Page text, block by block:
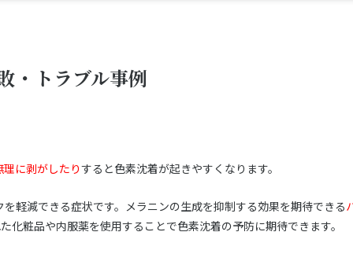
・トラブル事例
に剥がしたりすると色素沈着が起きやすくなります。
軽減できる症状です。メラニンの生成を抑制する効果を期待できる
化粧品や内服薬を使用することで色素沈着の予防に期待できます。